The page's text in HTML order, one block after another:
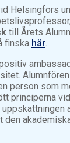
Helsingfors
till Årets
finska här.
person som
principerna
den